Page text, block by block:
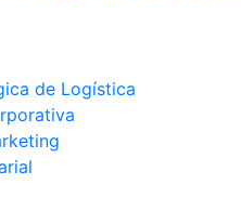
de Logística